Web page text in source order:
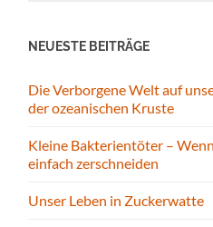
NEUESTE BEITRÄGE
Die Verborgene Welt auf
der ozeanischen Kruste
Kleine Bakterientöter –
einfach zerschneiden
Unser Leben in Zuckerwatte